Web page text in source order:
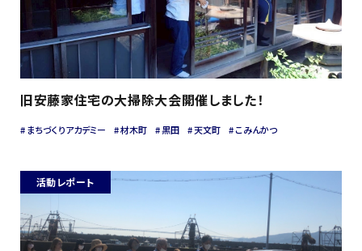
旧安藤家住宅の大掃除大会開催しました！
まちづくりアカデミー 材木町 黒田 天文町 こみんかつ
活動レポート